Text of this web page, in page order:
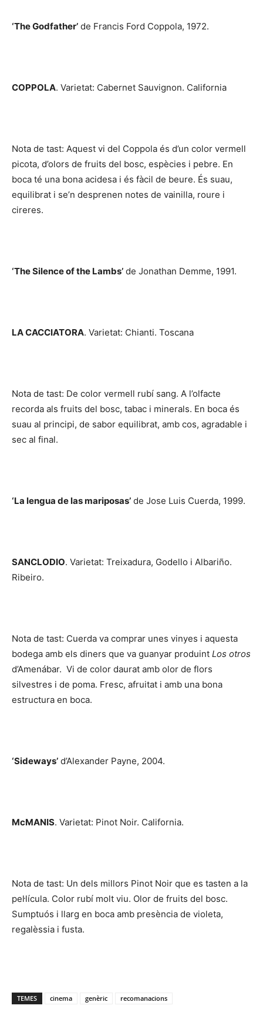
‘The Godfather’ de Francis Ford Coppola, 1972.
COPPOLA. Varietat: Cabernet Sauvignon. California
Nota de tast: Aquest vi del Coppola és d’un color vermell
picota, d’olors de fruits del bosc, espècies i pebre. En
boca té una bona acidesa i és fàcil de beure. És suau,
equilibrat i se’n desprenen notes de vainilla, roure i
cireres.
‘The Silence of the Lambs’ de Jonathan Demme, 1991.
LA CACCIATORA. Varietat: Chianti. Toscana
Nota de tast: De color vermell rubí sang. A l’olfacte
recorda als fruits del bosc, tabac i minerals. En boca és
suau al principi, de sabor equilibrat, amb cos, agradable i
sec al final.
‘La lengua de las mariposas’ de Jose Luis Cuerda, 1999.
SANCLODIO. Varietat: Treixadura, Godello i Albariño.
Ribeiro.
Nota de tast: Cuerda va comprar unes vinyes i aquesta
bodega amb els diners que va guanyar produint Los otros
d’Amenábar. Vi de color daurat amb olor de flors
silvestres i de poma. Fresc, afruitat i amb una bona
estructura en boca.
‘Sideways’ d’Alexander Payne, 2004.
McMANIS. Varietat: Pinot Noir. California.
Nota de tast: Un dels millors Pinot Noir que es tasten a la
pel·lícula. Color rubí molt viu. Olor de fruits del bosc.
Sumptuós i llarg en boca amb presència de violeta,
regalèssia i fusta.
TEMES cinema genèric recomanacions